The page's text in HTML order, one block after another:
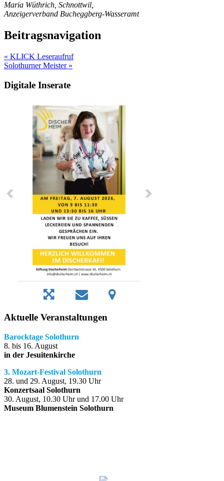
Maria Wüthrich, Schnottwil,
Anzeigerverband Bucheggberg-Wasseramt
Beitragsnavigation
« KLICK Leseraufruf
Solothurner Meister »
Digitale Inserate
Aktuelle Veranstaltungen
Barocktage Solothurn
8. bis 16. August
in der Jesuitenkirche
3. Mozart-Festival Solothurn
28. und 29. August, 19.30 Uhr
Konzertsaal Solothurn
30. August, 10.30 Uhr und 17.00 Uhr
Museum Blumenstein Solothurn